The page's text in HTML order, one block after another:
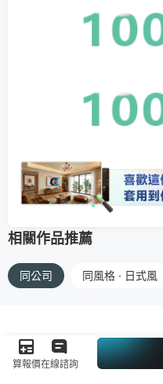
相關作品推薦
同公司 同風格 · 日式風
算報價在線諮詢